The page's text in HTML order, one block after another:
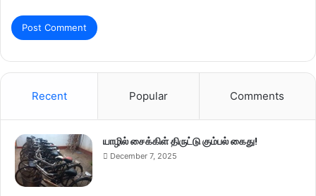
Recent Popular Comments
யாழில் சைக்கிள் திருட்டு கும்பல் கைது!
December 7, 2025